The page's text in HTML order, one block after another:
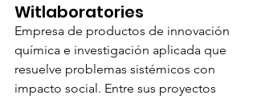
Witlaboratories
Empresa de productos de innovación
química e investigación aplicada que
resuelve problemas sistémicos con
impacto social. Entre sus proyectos